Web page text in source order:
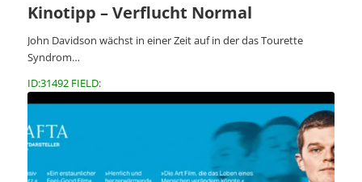
Kinotipp – Verflucht Normal
John Davidson wächst in einer Zeit auf in der das Tourette
Syndrom…
ID:31492 FIELD: